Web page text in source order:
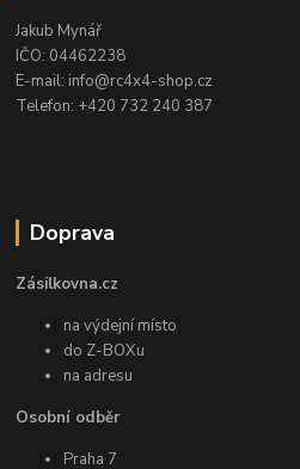
Jakub Mynář
IČO: 04462238
E-mail: info@rc4x4-shop.cz
Telefon: +420 732 240 387
Doprava
Zásilkovna.cz
na výdejní místo
do Z-BOXu
na adresu
Osobní odběr
Praha 7